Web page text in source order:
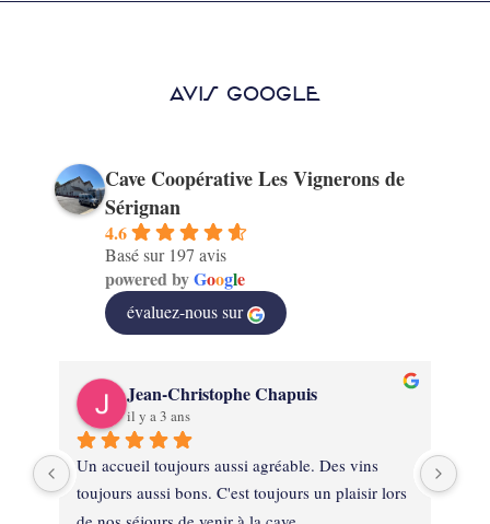
AVIS GOOGLE
Cave Coopérative Les Vignerons de
Sérignan
4.6
Basé sur 197 avis
powered byGoogle
évaluez-nous sur
Jean-Christophe Chapuis
il y a 3 ans
Un accueil toujours aussi agréable. Des vins
toujours aussi bons. C'est toujours un plaisir lors